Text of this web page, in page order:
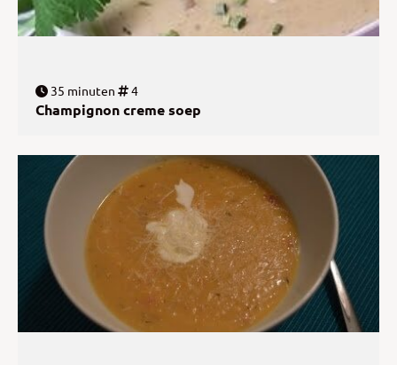
35 minuten 4
Champignon creme soep